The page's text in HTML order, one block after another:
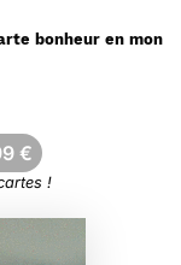
bonheur en
€
!